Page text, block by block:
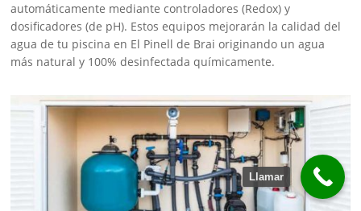
automáticamente mediante controladores (Redox) y
dosificadores (de pH). Estos equipos mejorarán la calidad del
agua de tu piscina en El Pinell de Brai originando un agua
más natural y 100% desinfectada químicamente.
Llamar